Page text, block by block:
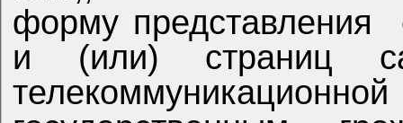
форму представления сведений об адресах сайтов
и (или) страниц
телекоммуникационной сети "Интернет", на которых